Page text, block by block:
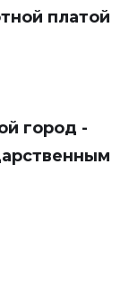
платой
город -